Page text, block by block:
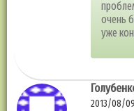
очень
уже
2013/08/